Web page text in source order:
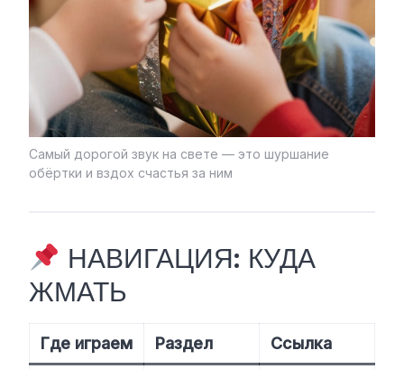
Самый дорогой звук на свете — это шуршание
обёртки и вздох счастья за ним
НАВИГАЦИЯ: КУДА
ЖМАТЬ
Где играем Раздел Ссылка